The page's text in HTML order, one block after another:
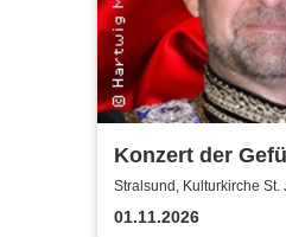
Konzert der
Ronny Weiland
Stralsund, Kulturkirche St.
01.11.2026